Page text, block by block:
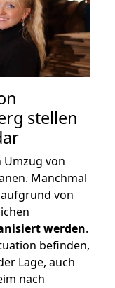
stellen
Umzug von
Manchmal
von
werden.
befinden,
Lage, auch
nach